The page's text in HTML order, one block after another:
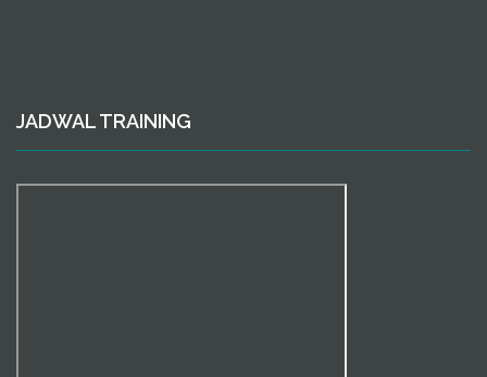
JADWAL TRAINING